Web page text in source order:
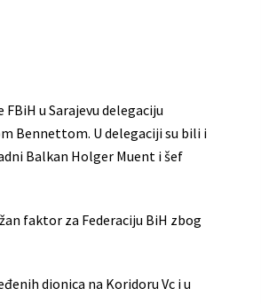
u Sarajevu delegaciju
Bennettom. U delegaciji su bili i
Balkan Holger Muent i šef
faktor za Federaciju BiH zbog
dionica na Koridoru Vc i u